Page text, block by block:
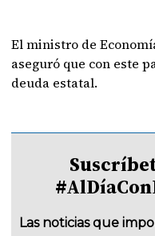
El ministro de
aseguró que con este
deuda estatal.
Las noticias que